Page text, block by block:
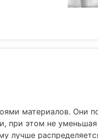
материалов. Они
при этом не
лучше